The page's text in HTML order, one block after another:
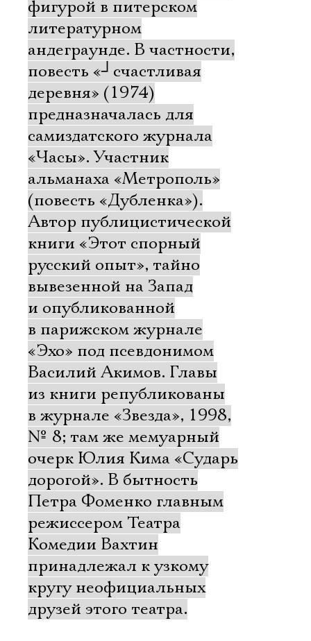
фигурой в питерском
литературном
андеграунде. В частности,
повесть «┘ счастливая
деревня» (1974)
предназначалась для
самиздатского журнала
«Часы». Участник
альманаха «Метрополь»
(повесть «Дубленка»).
Автор публицистической
книги «Этот спорный
русский опыт», тайно
вывезенной на Запад
и опубликованной
в парижском журнале
«Эхо» под псевдонимом
Василий Акимов. Главы
из книги републикованы
в журнале «Звезда», 1998,
№ 8; там же мемуарный
очерк Юлия Кима «Сударь
дорогой». В бытность
Петра Фоменко главным
режиссером Театра
Комедии Вахтин
принадлежал к узкому
кругу неофициальных
друзей этого театра.